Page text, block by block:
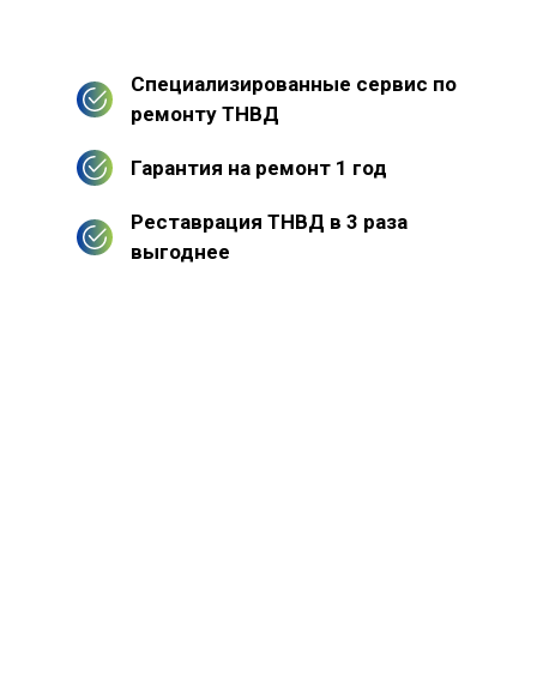
Специализированные сервис по
ремонту ТНВД
Гарантия на ремонт 1 год
Реставрация ТНВД в 3 раза
выгоднее